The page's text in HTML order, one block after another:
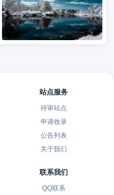
站点服务
待审站点
申请收录
公告列表
关于我们
联系我们
QQ联系